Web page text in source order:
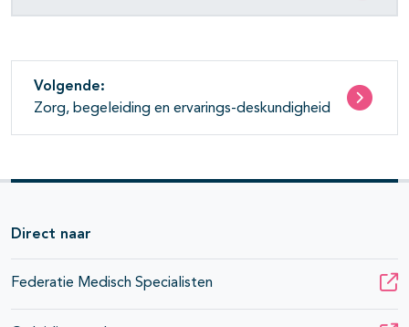
Volgende:
Zorg, begeleiding en ervarings-deskundigheid
Direct naar
Federatie Medisch Specialisten